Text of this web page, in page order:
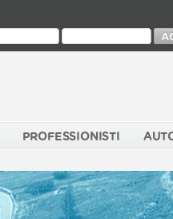
PROFESSIONISTI